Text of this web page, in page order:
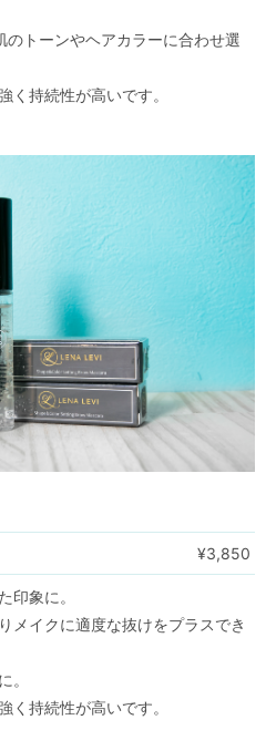
トーンやヘアカラーに合わせ選
く持続性が高いです。
¥3,850
印象に。
メイクに適度な抜けをプラスでき
。
く持続性が高いです。